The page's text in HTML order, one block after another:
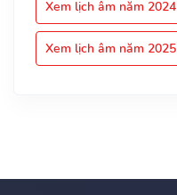
Xem lịch âm năm 2024
Xem lịch âm năm 2025